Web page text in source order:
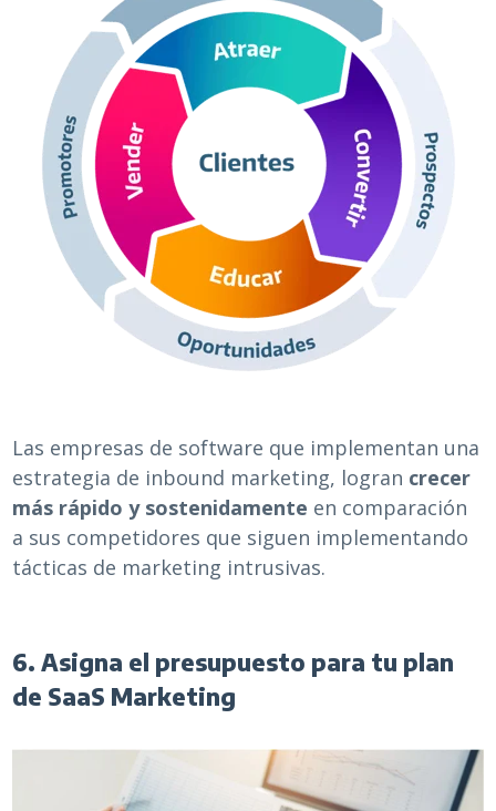
Las empresas de software que implementan una
estrategia de inbound marketing, logran crecer
más rápido y sostenidamente en comparación
a sus competidores que siguen implementando
tácticas de marketing intrusivas.
6. Asigna el presupuesto para tu plan
de SaaS Marketing